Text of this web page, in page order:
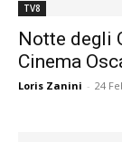
TV8
Notte degli
Cinema
Loris Zanini - 24